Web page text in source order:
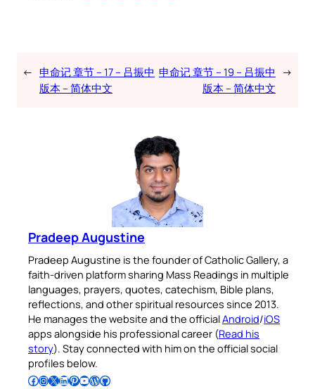
← 申命记 章节 – 17 – 吕振中
版本 – 简体中文
申命记 章节 – 19 – 吕振中
版本 – 简体中文
→
Pradeep Augustine
Pradeep Augustine is the founder of Catholic Gallery, a
faith-driven platform sharing Mass Readings in multiple
languages, prayers, quotes, catechism, Bible plans,
reflections, and other spiritual resources since 2013.
He manages the website and the officialAndroid/iOS
apps alongside his professional career (Read his
story). Stay connected with him on the official social
profiles below.
Follow Pradeep on Facebook Follow Pradeep on InstagramFollow Pradeep on X Follow Pradeep on LinkedIn Follow Pradeep on Pinterest Subscribe to Pradeep’s Youtube Channel Follow Pradeep on WordPress Follow Pradeep on GitHub